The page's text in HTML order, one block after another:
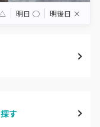
△ 明日 ◯ 明後日 ×
す